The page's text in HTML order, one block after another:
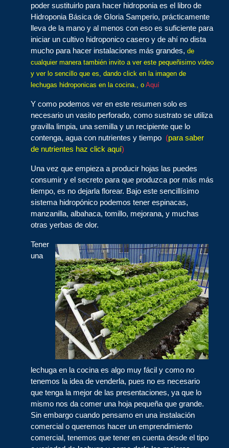
poder sustituirlo para hacer hidroponia es el libro de
Hidroponia Básica de Gloria Samperio, prácticamente
lleva de la mano y al menos con eso es suficiente para
iniciar un cultivo hidroponico casero y de ahí no dista
mucho para hacer instalaciones más grandes, de
cualquier manera también invito a ver este pequeñisimo video
y ver lo sencillo que es, dando click en la imagen de
lechugas hidroponicas en la cocina., o Aquí
Y como podemos ver en este resumen solo es
necesario un vasito perforado, como sustrato se utiliza
gravilla limpia, una semilla y un recipiente que lo
contenga, agua con nutrientes y tiempo (para saber
de nutrientes haz click aquí)
Una vez que empieza a producir hojas las puedes
consumir y el secreto para que produzca por más más
tiempo, es no dejarla florear. Bajo este sencillísimo
sistema hidropónico podemos tener espinacas,
manzanilla, albahaca, tomillo, mejorana, y muchas
otras yerbas de olor.
Tener
una
lechuga en la cocina es algo muy fácil y como no
tenemos la idea de venderla, pues no es necesario
que tenga la mejor de las presentaciones, ya que lo
mismo nos da comer una hoja pequeña que grande.
Sin embargo cuando pensamo en una instalación
comercial o queremos hacer un emprendimiento
comercial, tenemos que tener en cuenta desde el tipo